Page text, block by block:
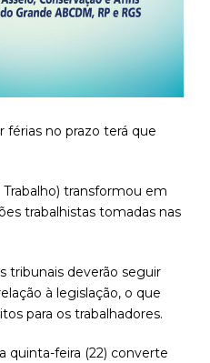
férias no prazo terá que
Trabalho) transformou em
trabalhistas tomadas nas
tribunais deverão seguir
à legislação, o que
para os trabalhadores.
quinta-feira (22) converte